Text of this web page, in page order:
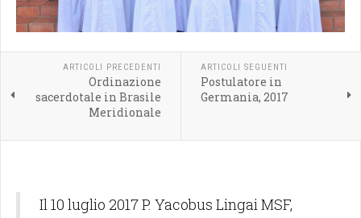
ARTICOLI PRECEDENTI
Ordinazione
sacerdotale in Brasile
Meridionale
ARTICOLI SEGUENTI
Postulatore in
Germania, 2017
Il 10 luglio 2017 P. Yacobus Lingai MSF,